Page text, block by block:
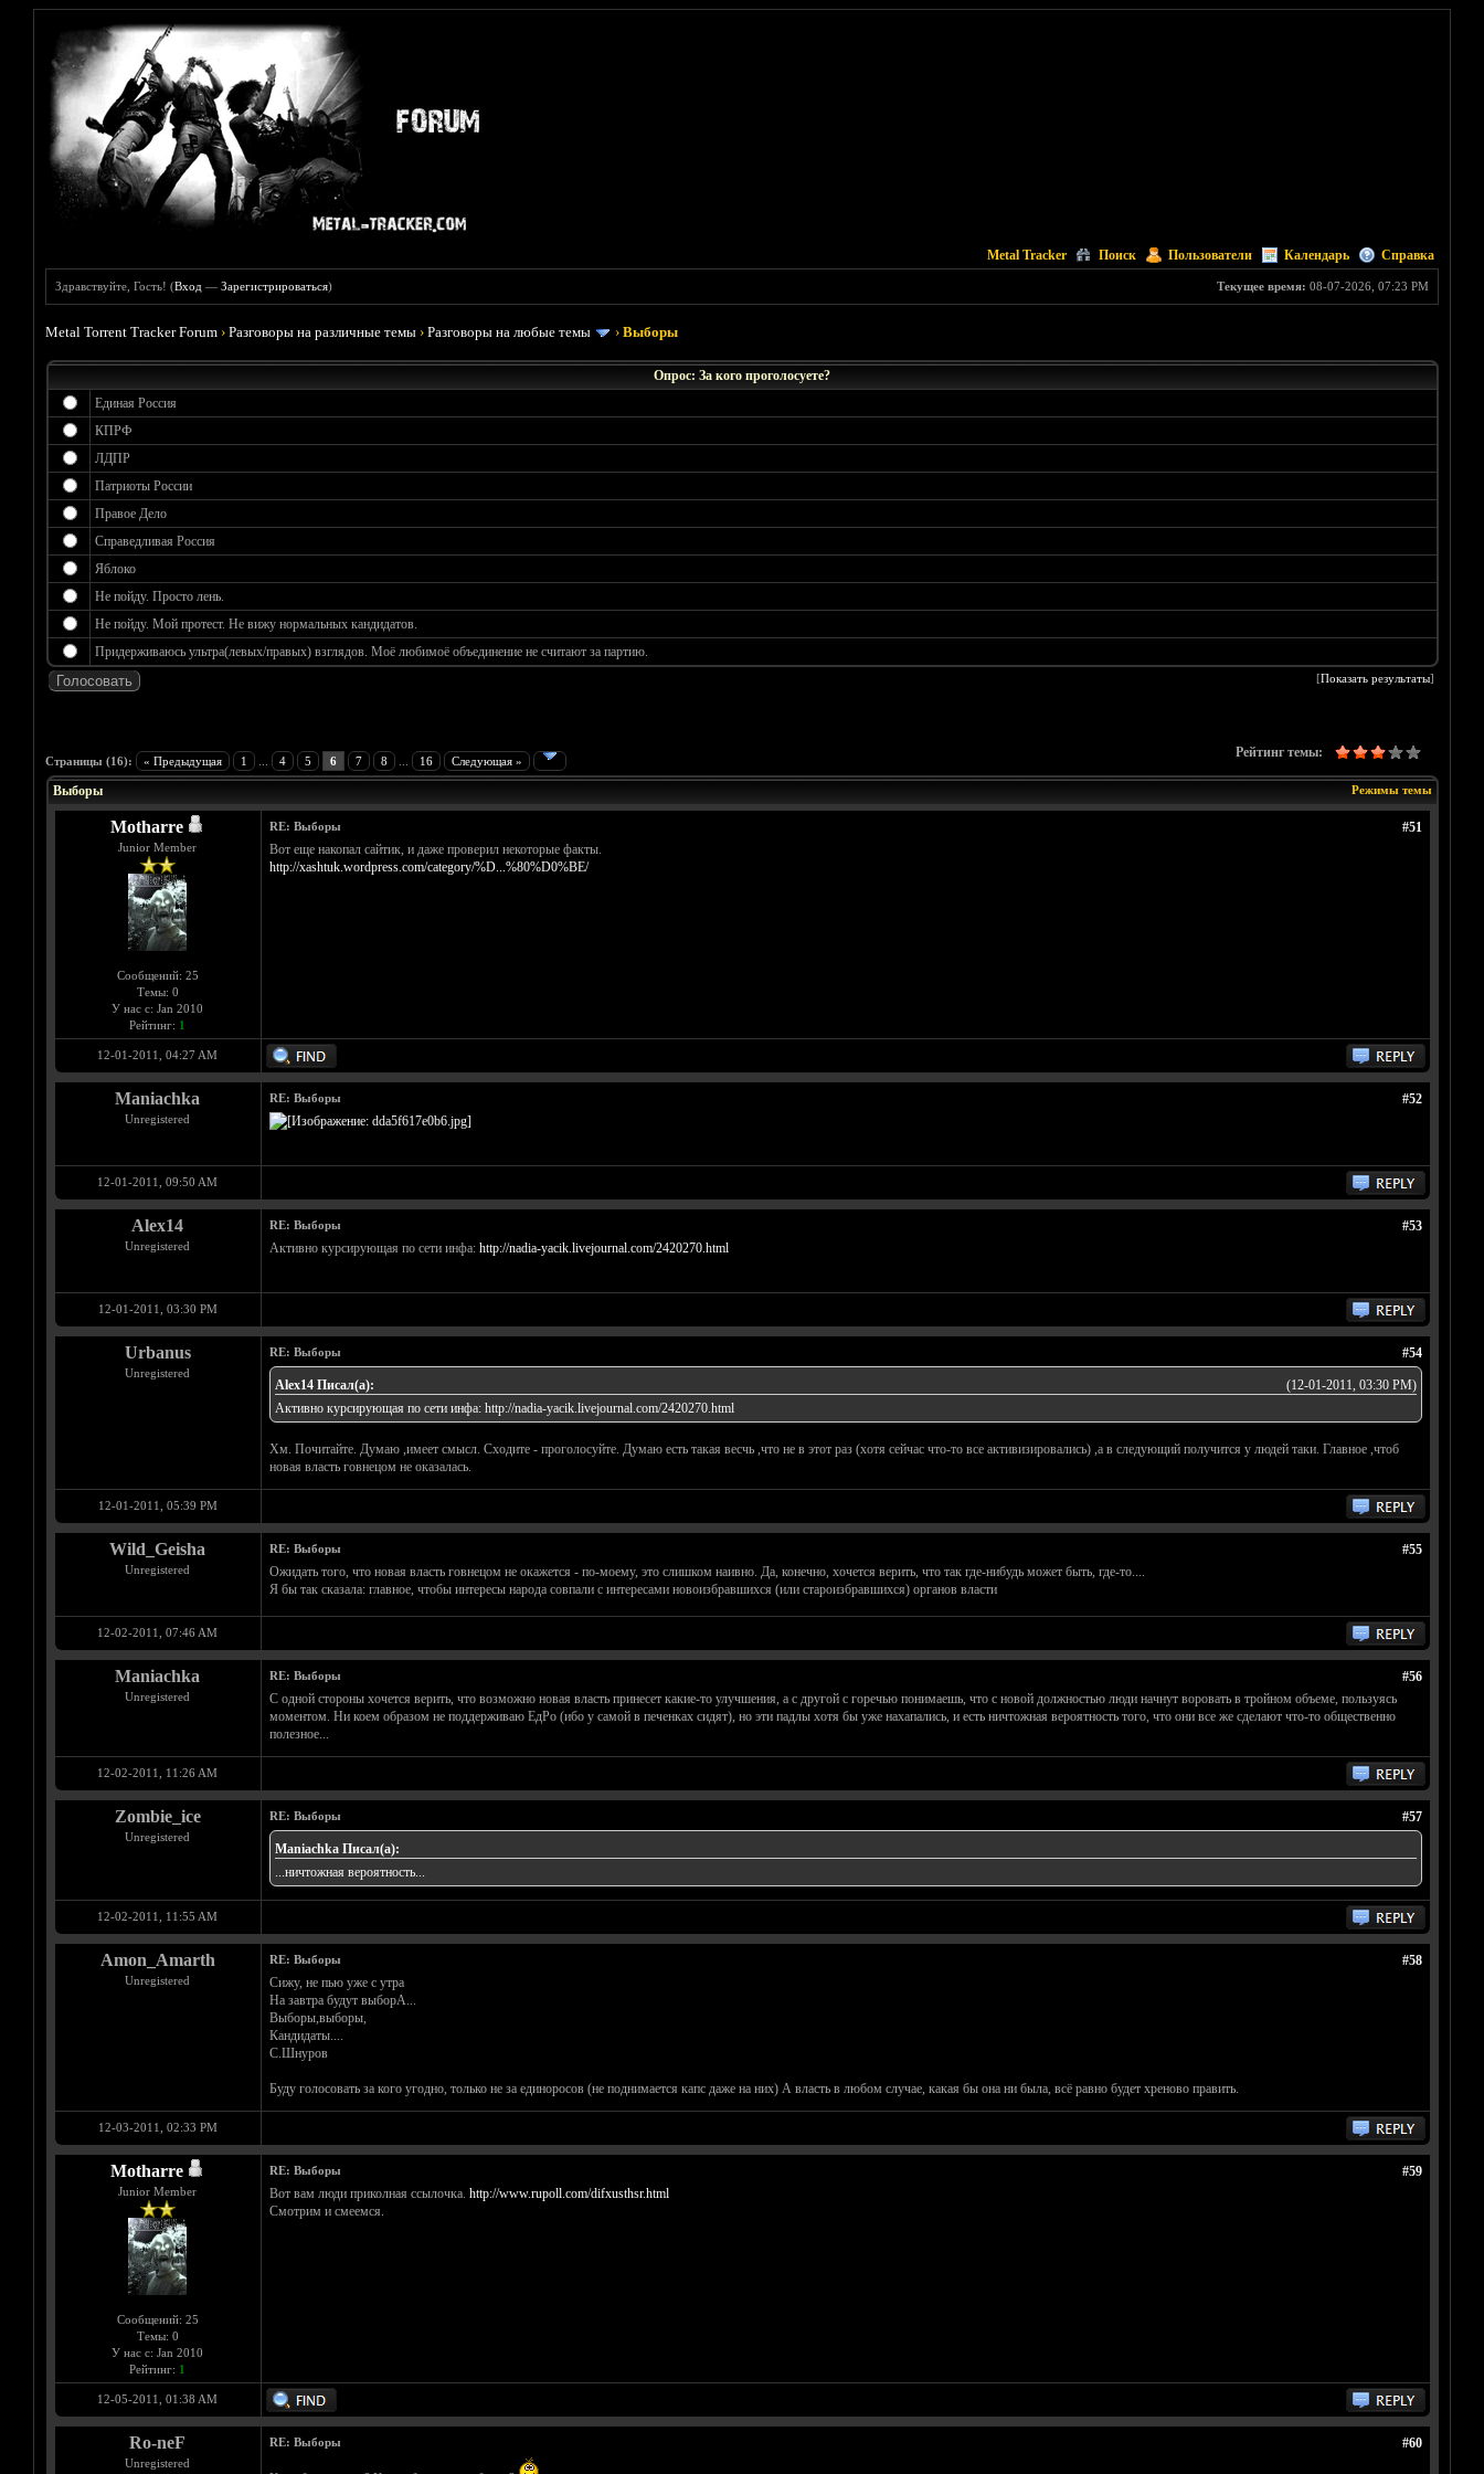
Metal Tracker Поиск Пользователи Календарь Справка
Текущее время: 08-07-2026, 07:23 PM
Здравствуйте, Гость! (Вход —Зарегистрироваться)
Metal Torrent Tracker Forum ›Разговоры на различные темы ›Разговоры на любые темы ›Выборы
Опрос: За кого проголосуете?
Единая Россия
КПРФ
ЛДПР
Патриоты России
Правое Дело
Справедливая Россия
Яблоко
Не пойду. Просто лень.
Не пойду. Мой протест. Не вижу нормальных кандидатов.
Придерживаюсь ультра(левых/правых) взглядов. Моё любимоё объединение не считают за партию.
[Показать результаты]
Страницы (16): « Предыдущая 1 4 5 6 7 8 16 Следующая »
Рейтинг темы:
Голосов: 6 - Средняя оценка: 3.17
1
2
3
4
5
Режимы темы
Выборы
Motharre
Junior Member
Сообщений: 25
Темы: 0
У нас с: Jan 2010
Рейтинг: 1
#51
RE: Выборы
Вот еще накопал сайтик, и даже проверил некоторые факты.
http://xashtuk.wordpress.com/category/%D...%80%D0%BE/
12-01-2011, 04:27 AM
Maniachka
Unregistered
#52
RE: Выборы
12-01-2011, 09:50 AM
Alex14
Unregistered
#53
RE: Выборы
Активно курсирующая по сети инфа: http://nadia-yacik.livejournal.com/2420270.html
12-01-2011, 03:30 PM
Urbanus
Unregistered
#54
RE: Выборы
(12-01-2011, 03:30 PM)
Alex14 Писал(а):
Активно курсирующая по сети инфа: http://nadia-yacik.livejournal.com/2420270.html
Хм. Почитайте. Думаю ,имеет смысл. Сходите - проголосуйте. Думаю есть такая весчь ,что не в этот раз (хотя сейчас что-то все активизировались) ,а в следующий получится у людей таки. Главное ,чтоб
новая власть говнецом не оказалась.
12-01-2011, 05:39 PM
Wild_Geisha
Unregistered
#55
RE: Выборы
Ожидать того, что новая власть говнецом не окажется - по-моему, это слишком наивно. Да, конечно, хочется верить, что так где-нибудь может быть, где-то....
Я бы так сказала: главное, чтобы интересы народа совпали с интересами новоизбравшихся (или староизбравшихся) органов власти
12-02-2011, 07:46 AM
Maniachka
Unregistered
#56
RE: Выборы
С одной стороны хочется верить, что возможно новая власть принесет какие-то улучшения, а с другой с горечью понимаешь, что с новой должностью люди начнут воровать в тройном объеме, пользуясь
моментом. Ни коем образом не поддерживаю ЕдРо (ибо у самой в печенках сидят), но эти падлы хотя бы уже нахапались, и есть ничтожная вероятность того, что они все же сделают что-то общественно
полезное...
12-02-2011, 11:26 AM
Zombie_ice
Unregistered
#57
RE: Выборы
Maniachka Писал(а):
...ничтожная вероятность...
12-02-2011, 11:55 AM
Amon_Amarth
Unregistered
#58
RE: Выборы
Сижу, не пью уже с утра
На завтра будут выборА...
Выборы,выборы,
Кандидаты....
С.Шнуров
Буду голосовать за кого угодно, только не за единоросов (не поднимается капс даже на них) А власть в любом случае, какая бы она ни была, всё равно будет хреново править.
12-03-2011, 02:33 PM
Motharre
Junior Member
Сообщений: 25
Темы: 0
У нас с: Jan 2010
Рейтинг: 1
#59
RE: Выборы
Вот вам люди приколная ссылочка. http://www.rupoll.com/difxusthsr.html
Смотрим и смеемся.
12-05-2011, 01:38 AM
Ro-neF
Unregistered
#60
RE: Выборы